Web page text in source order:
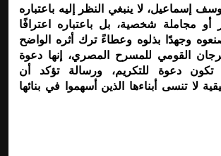
إسماعيل، لا ينبغي النظر إليه باعتباره
أو مجاملة شخصية، بل باعتباره اعترافًا
وجهدًا بذلوه وعطاءً ترك أثره الواضح
القومي للمسرح المصري، إنها دعوة
تكون دعوة للتكريم، ورسالة تؤكد أن
لا تنسى أبناءها الذين أسهموا في بنائها